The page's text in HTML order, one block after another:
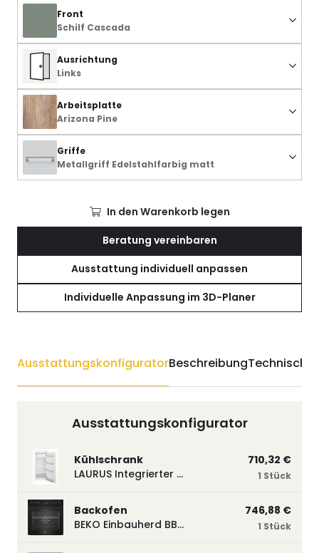
Front
Schilf Cascada
Ausrichtung
Links
Arbeitsplatte
Arizona Pine
Griffe
Metallgriff Edelstahlfarbig matt
In den Warenkorb legen
Beratung vereinbaren
Ausstattung individuell anpassen
Individuelle Anpassung im 3D-Planer
AusstattungskonfiguratorBeschreibungTechnische
Ausstattungskonfigurator
Kühlschrank
LAURUS Integrierter Kühlautomat LKG122E LKG122E
710,32 €
1 Stück
Backofen
BEKO Einbauherd BBUM113N2B mit Hydrolyse, Schwarz BBUM113N2B
746,88 €
1 Stück